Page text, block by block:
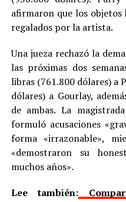
afirmaron que los
regalados por la artista.
Una jueza rechazó la
las próximas dos
libras (761.800 dólares) a
dólares) a Gourlay,
de ambas. La
formuló acusaciones
forma «irrazonable»,
«demostraron su
muchos años».
Lee también: